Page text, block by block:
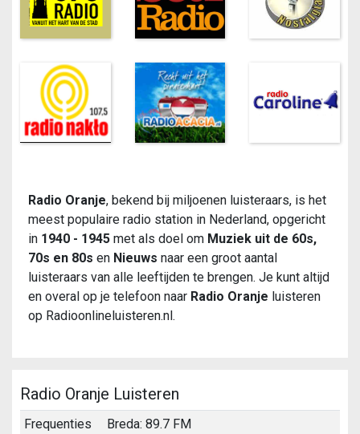
Radio Oranje, bekend bij miljoenen luisteraars, is het
meest populaire radio station in Nederland, opgericht
in 1940 - 1945 met als doel om Muziek uit de 60s,
70s en 80s en Nieuws naar een groot aantal
luisteraars van alle leeftijden te brengen. Je kunt altijd
en overal op je telefoon naar Radio Oranje luisteren
op Radioonlineluisteren.nl.
Radio Oranje Luisteren
Frequenties
Breda: 89.7 FM